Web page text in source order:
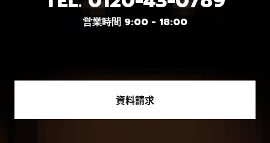
営業時間 9:00 - 18:00
資料請求